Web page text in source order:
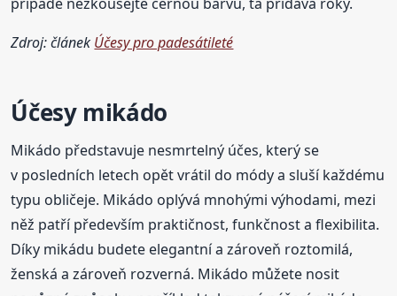
Zdroj: článek Účesy pro padesátileté
Účesy mikádo
Mikádo představuje nesmrtelný účes, který se
v posledních letech opět vrátil do módy a sluší každému
typu obličeje. Mikádo oplývá mnohými výhodami, mezi
něž patří především praktičnost, funkčnost a flexibilita.
Díky mikádu budete elegantní a zároveň roztomilá,
ženská a zároveň rozverná. Mikádo můžete nosit